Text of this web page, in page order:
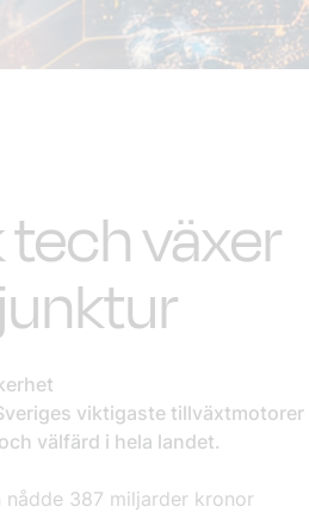
växer
viktigaste tillväxtmotorer
välfärd i hela landet.
387 miljarder kronor